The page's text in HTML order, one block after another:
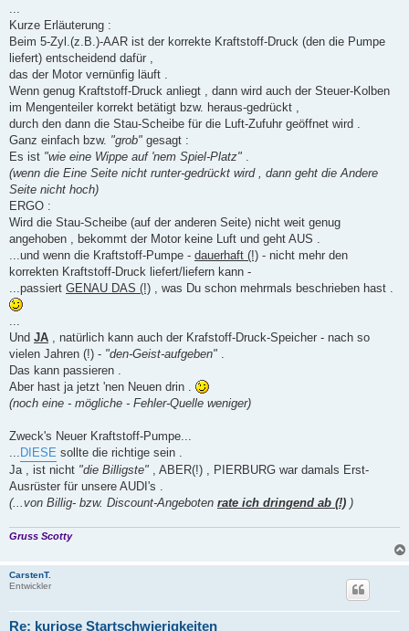
Kurze Erläuterung :
Beim 5-Zyl.(z.B.)-AAR ist der korrekte Kraftstoff-Druck (den die Pumpe
liefert) entscheidend dafür ,
das der Motor vernünfig läuft .
Wenn genug Kraftstoff-Druck anliegt , dann wird auch der Steuer-Kolben
im Mengenteiler korrekt betätigt bzw. heraus-gedrückt ,
durch den dann die Stau-Scheibe für die Luft-Zufuhr geöffnet wird .
Ganz einfach bzw. "grob" gesagt :
Es ist "wie eine Wippe auf 'nem Spiel-Platz"
(wenn die Eine Seite nicht runter-gedrückt wird , dann geht die Andere
Seite nicht hoch)
ERGO :
Wird die Stau-Scheibe (auf der anderen Seite) nicht weit genug
angehoben , bekommt der Motor keine Luft und geht AUS .
...und wenn die Kraftstoff-Pumpe - dauerhaft (!) - nicht mehr den
korrekten Kraftstoff-Druck liefert/liefern kann -
...passiert GENAU DAS (!) , was Du schon mehrmals beschrieben hast .
Und JA , natürlich kann auch der Krafstoff-Druck-Speicher - nach so
vielen Jahren (!) - "den-Geist-aufgeben"
Das kann passieren .
Aber hast ja jetzt 'nen Neuen drin .
(noch eine - mögliche - Fehler-Quelle weniger)
Zweck's Neuer Kraftstoff-Pumpe...
DIESE sollte die richtige sein .
Ja , ist nicht "die Billigste" , ABER(!) , PIERBURG war damals Erst-
Ausrüster für unsere AUDI's .
(...von Billig- bzw. Discount-Angeboten rate ich dringend ab (!) )
Gruss Scotty
CarstenT.
Entwickler
Re: kuriose Startschwierigkeiten